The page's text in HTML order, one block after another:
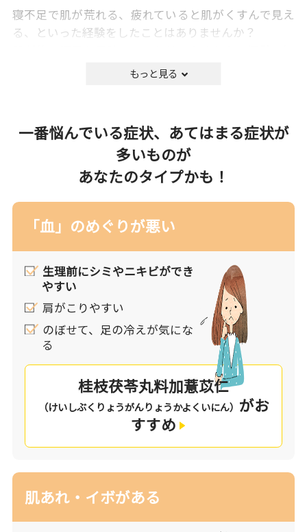
寝不足で肌が荒れる、疲れていると肌がくすんで見え
る、といった経験をしたことはありませんか？
線や乾燥した外的環境、食生活の乱れ、睡眠不足、ホ
ルモンバランスの乱れ、便秘など様々です。代表的な
症状は、肌荒れ、吹き出物、湿疹・皮膚炎、水ぶく
れ、いぼ、乾燥肌など。
食事を心がけ、睡眠をよくとるなど生活習慣の改善
や、出来てしまった肌トラブルには塗り薬がよく用い
漢方の考え方
漢方では、肌トラブルはからだの体質である内的
要因（内因）が関わってくると考えます。例え
ば、胃腸の働きが弱っていたり、「血」の巡りが
悪かったりすると、肌に栄養を届けられず、肌ト
ラブルが生じてしまいます。
漢方薬では、内因を整えることで肌トラブルに効
んか。よりチェックの多いものや、一番気になる
症状があるものが、あなたにおすすめの処方で
一番悩んでいる症状、あてはまる症状が
多いものが
あなたのタイプかも！
「血」のめぐりが悪い
生理前にシミやニキビができ
やすい
肩がこりやすい
のぼせて、足の冷えが気にな
る
桂枝茯苓丸料加薏苡仁
（けいしぶくりょうがんりょうかよくいにん） がお
すすめ
肌あれ・イボがある